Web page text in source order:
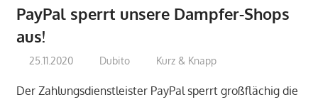
PayPal sperrt unsere Dampfer-Shops
aus!
25.11.2020 Dubito Kurz & Knapp
Der Zahlungsdienstleister PayPal sperrt großflächig die